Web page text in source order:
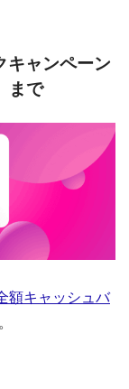
キャンペーン
まで
額キャッシュバ